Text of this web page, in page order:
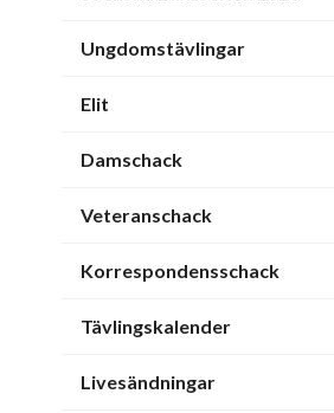
Ungdomstävlingar
Elit
Damschack
Veteranschack
Korrespondensschack
Tävlingskalender
Livesändningar